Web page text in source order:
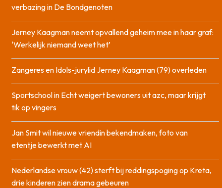
verbazing in De Bondgenoten
Jerney Kaagman neemt opvallend geheim mee in haar graf:
‘Werkelijk niemand weet het’
Zangeres en Idols-jurylid Jerney Kaagman (79) overleden
Sportschool in Echt weigert bewoners uit azc, maar krijgt
tik op vingers
Jan Smit wil nieuwe vriendin bekendmaken, foto van
etentje bewerkt met AI
Nederlandse vrouw (42) sterft bij reddingspoging op Kreta,
drie kinderen zien drama gebeuren